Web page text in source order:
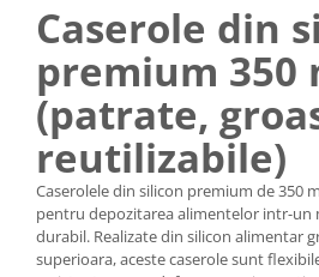
Caserole din
premium 350
(patrate,
reutilizabile)
Caserolele din silicon premium de 350
pentru depozitarea alimentelor intr-un
durabil. Realizate din silicon alimentar
superioara, aceste caserole sunt